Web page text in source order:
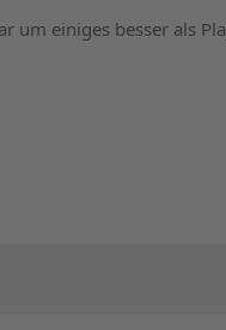
um einiges besser als